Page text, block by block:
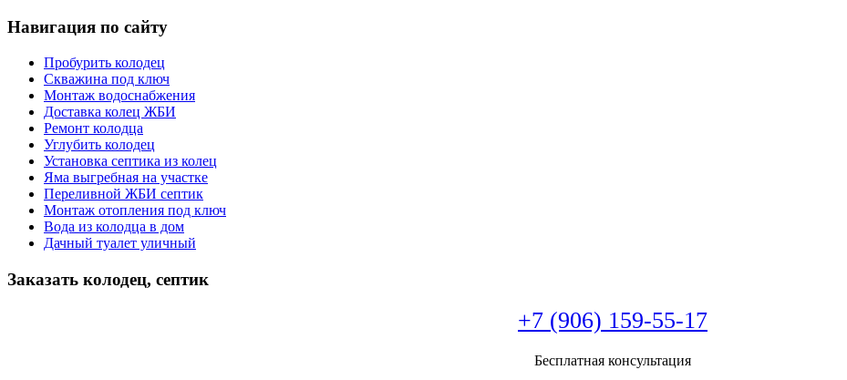
Навигация по сайту
Пробурить колодец
Скважина под ключ
Монтаж водоснабжения
Доставка колец ЖБИ
Ремонт колодца
Углубить колодец
Установка септика из колец
Яма выгребная на участке
Переливной ЖБИ септик
Монтаж отопления под ключ
Вода из колодца в дом
Дачный туалет уличный
Заказать колодец, септик
+7 (906) 159-55-17
Бесплатная консультация